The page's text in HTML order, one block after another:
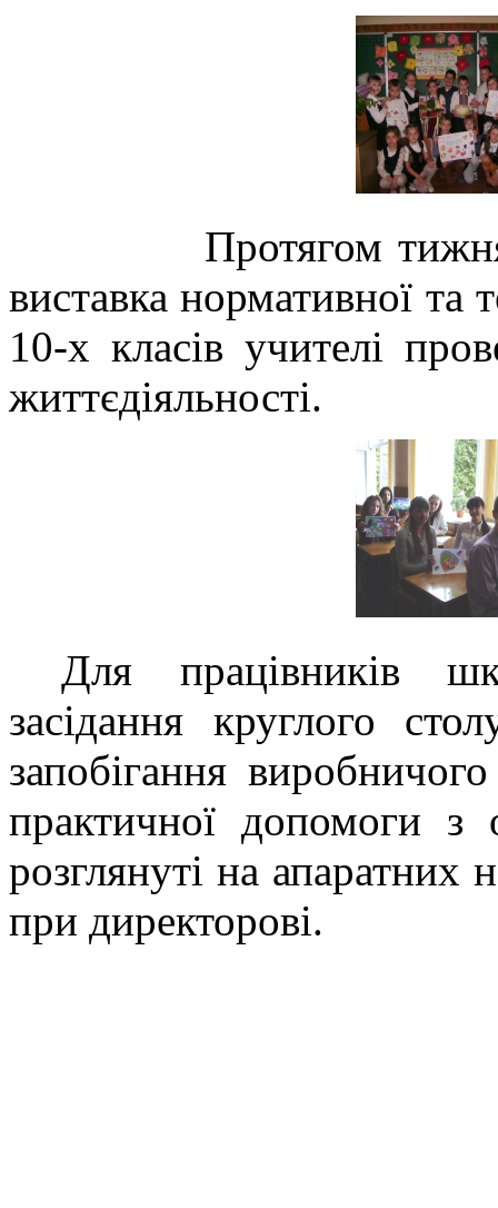
Протягом
виставка нормативної та
10-х класів учителі
життєдіяльності.
Для працівників
засідання круглого
запобігання
практичної допомоги з
розглянуті на апаратних
при директорові.